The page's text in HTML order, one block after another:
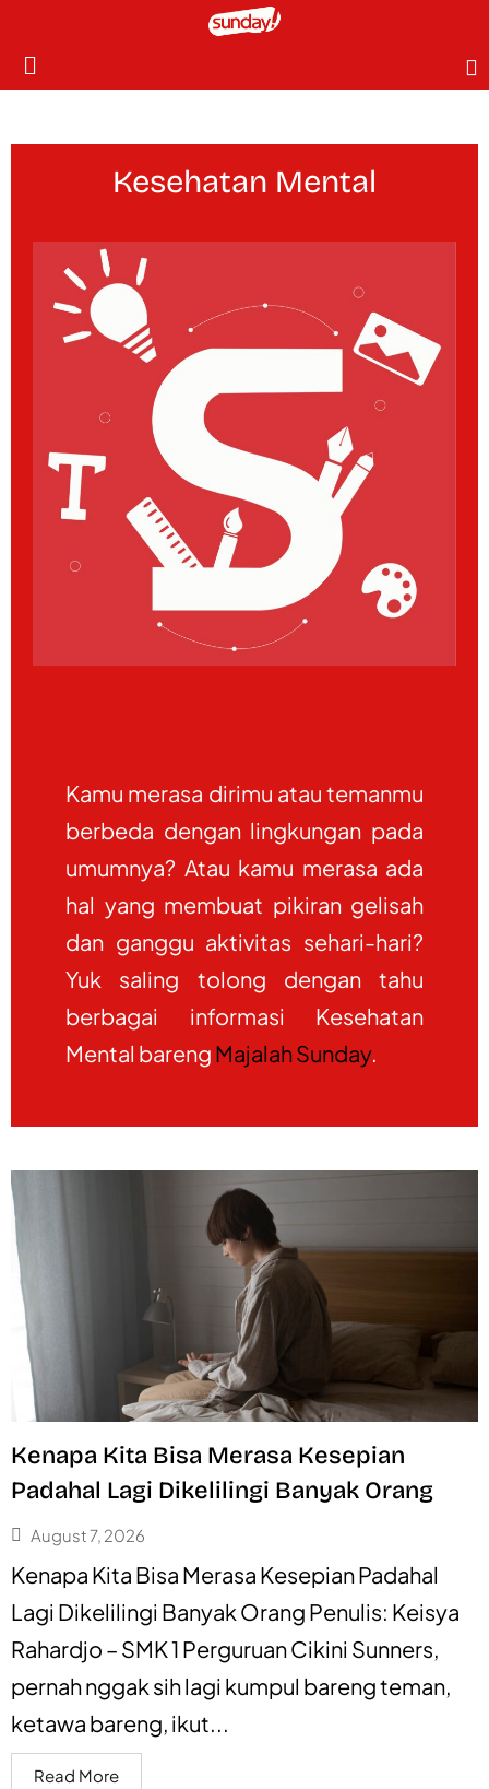
Kesehatan Mental
Kamu merasa dirimu atau temanmu
berbeda dengan lingkungan pada
umumnya? Atau kamu merasa ada
hal yang membuat pikiran gelisah
dan ganggu aktivitas sehari-hari?
Yuk saling tolong dengan tahu
berbagai informasi Kesehatan
Mental bareng Majalah Sunday.
Kenapa Kita Bisa Merasa Kesepian
Padahal Lagi Dikelilingi Banyak Orang
August 7, 2026
Kenapa Kita Bisa Merasa Kesepian Padahal
Lagi Dikelilingi Banyak Orang Penulis: Keisya
Rahardjo – SMK 1 Perguruan Cikini Sunners,
pernah nggak sih lagi kumpul bareng teman,
ketawa bareng, ikut...
Read More